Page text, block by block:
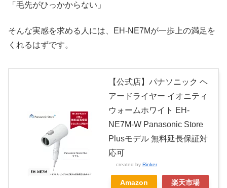
「毛先がひっかからない」
そんな実感を求める人には、EH-NE7Mが一歩上の満足を
くれるはずです。
【公式店】パナソニック ヘ
アードライヤー イオニティ
ウォームホワイト EH-
NE7M-W Panasonic Store
Plusモデル 無料延長保証対
応可
created by Rinker
Amazon 楽天市場